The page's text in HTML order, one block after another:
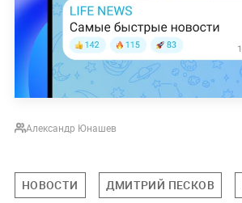
Александр Юнашев
НОВОСТИ ДМИТРИЙ ПЕСКОВ